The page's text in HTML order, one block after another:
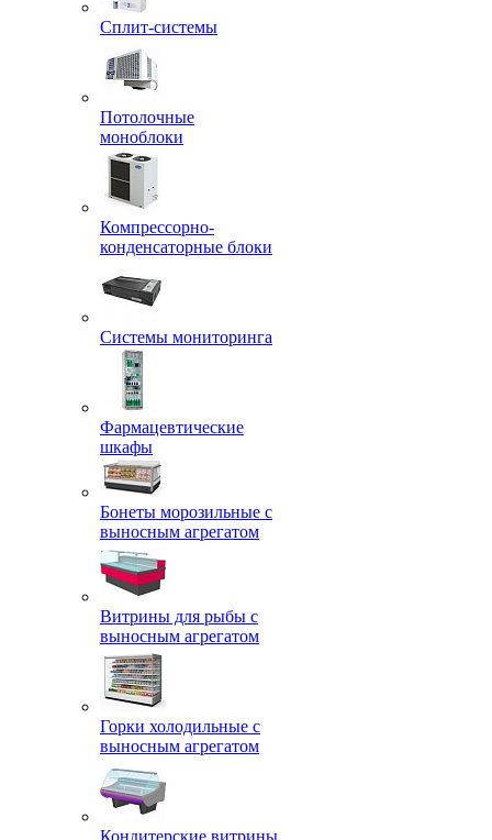
Сплит-системы
Потолочные
моноблоки
Компрессорно-
конденсаторные блоки
Системы мониторинга
Фармацевтические
шкафы
Бонеты морозильные с
выносным агрегатом
Витрины для рыбы с
выносным агрегатом
Горки холодильные с
выносным агрегатом
Кондитерские витрины